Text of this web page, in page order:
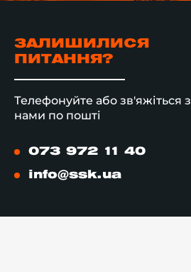
ЗАЛИШИЛИСЯ
ПИТАННЯ?
Телефонуйте або зв'яжіться з
нами по пошті
073 972 11 40
info@ssk.ua